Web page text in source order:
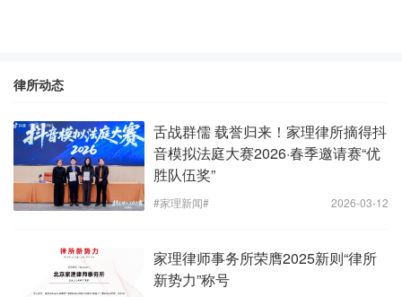
律所动态
舌战群儒 载誉归来！家理律所摘得抖
音模拟法庭大赛2026·春季邀请赛“优
胜队伍奖”
#家理新闻# 2026-03-12
家理律师事务所荣膺2025新则“律所
新势力”称号